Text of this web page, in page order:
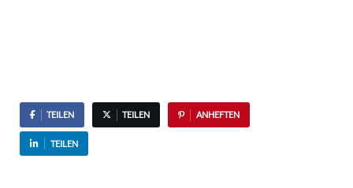
TEILEN TEILEN ANHEFTEN
TEILEN